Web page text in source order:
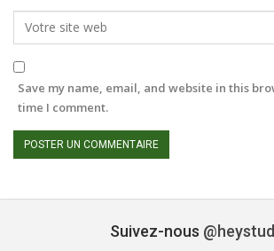
Save my name, email, and website in this
time I comment.
Suivez-nous